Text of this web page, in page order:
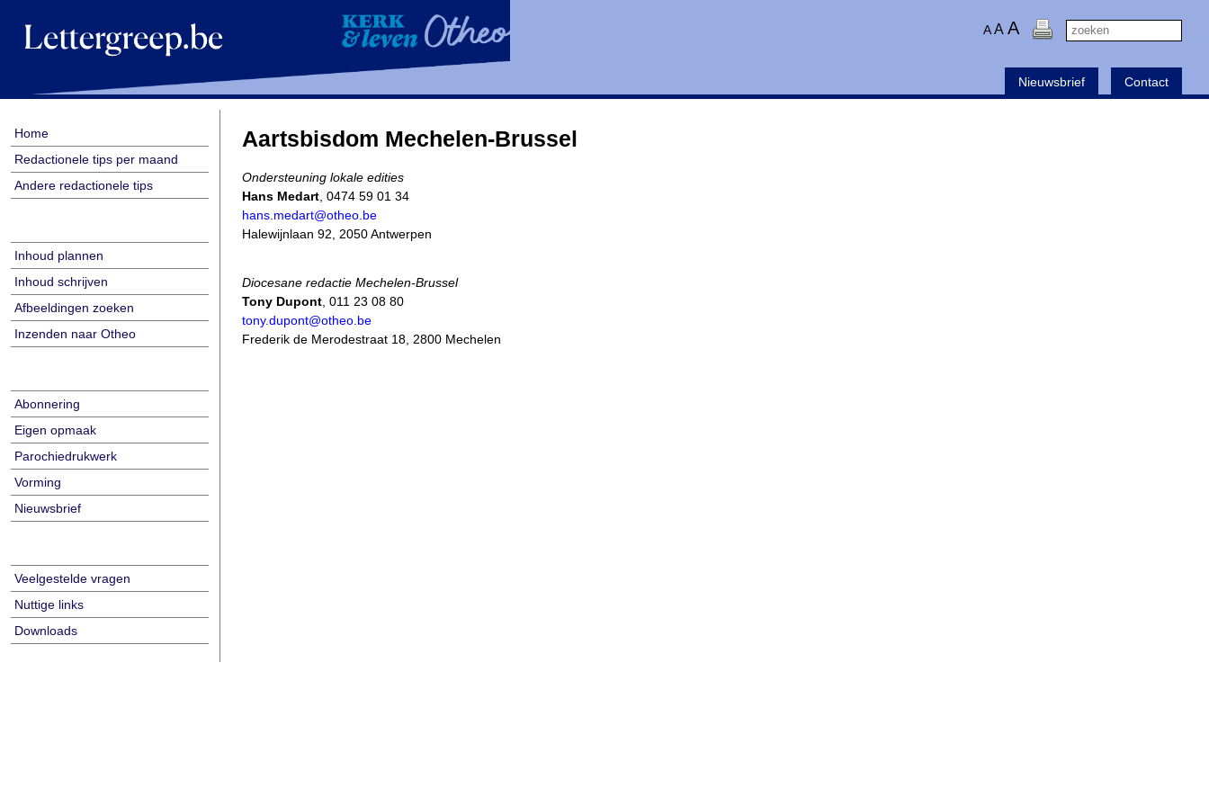
A A A
Nieuwsbrief Contact
Home
Redactionele tips per maand
Andere redactionele tips
Inhoud plannen
Inhoud schrijven
Afbeeldingen zoeken
Inzenden naar Otheo
Abonnering
Eigen opmaak
Parochiedrukwerk
Vorming
Nieuwsbrief
Veelgestelde vragen
Nuttige links
Downloads
Aartsbisdom Mechelen-Brussel
Ondersteuning lokale edities
Hans Medart , 0474 59 01 34
hans.medart@otheo.be
Halewijnlaan 92, 2050 Antwerpen
Diocesane redactie Mechelen-Brussel
Tony Dupont , 011 23 08 80
tony.dupont@otheo.be
Frederik de Merodestraat 18, 2800 Mechelen